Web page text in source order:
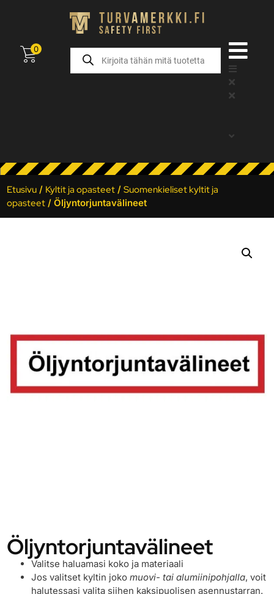
0
Etusivu / Kyltit ja opasteet /Suomenkieliset kyltit ja
opasteet / Öljyntorjuntavälineet
Öljyntorjuntavälineet
Valitse haluamasi koko ja materiaali
Jos valitset kyltin jokomuovi- tai alumiinipohjalla, voit
halutessasi valita siihen kaksipuolisen asennustarran.